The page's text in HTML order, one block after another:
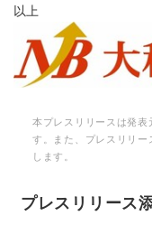
以上
本プレスリリースは発表
す。また、プレスリリー
します。
プレスリリース